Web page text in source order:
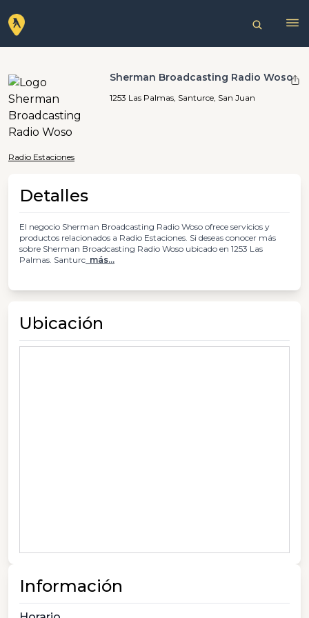
Sherman Broadcasting Radio Woso
1253 Las Palmas, Santurce, San Juan
Radio Estaciones
Detalles
El negocio Sherman Broadcasting Radio Woso ofrece servicios y
productos relacionados a Radio Estaciones. Si deseas conocer más
sobre Sherman Broadcasting Radio Woso ubicado en 1253 Las
Palmas. Santurc más...
Ubicación
Información